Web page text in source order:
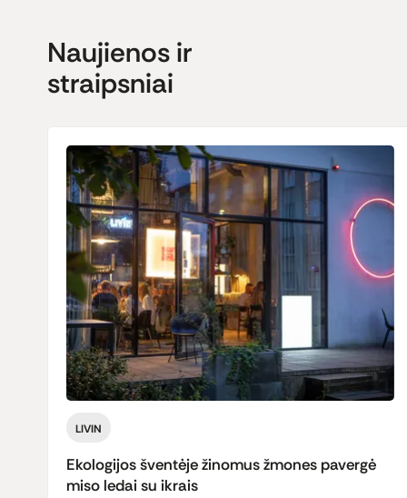
Naujienos ir
straipsniai
LIVIN
Ekologijos šventėje žinomus žmones pavergė
miso ledai su ikrais